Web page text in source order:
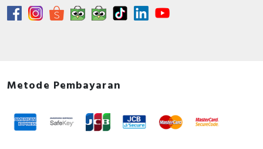
Metode Pembayaran